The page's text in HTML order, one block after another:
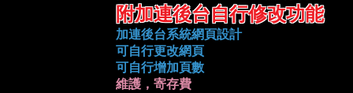
附加連後台自行修改功能
加連後台系統網頁設計
可自行更改網頁
可自行增加頁數
維護，寄存費